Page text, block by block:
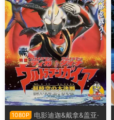
1080P
电影迪迦&戴拿&盖亚·